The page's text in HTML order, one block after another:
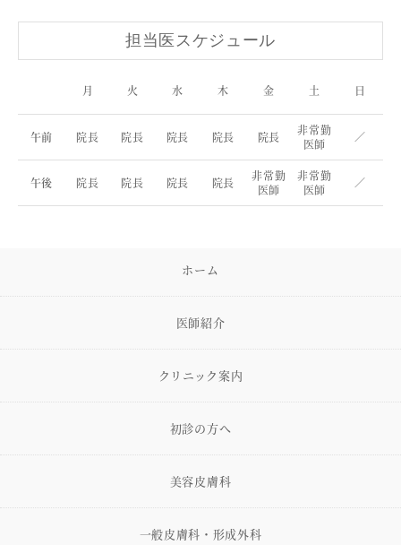
担当医スケジュール
月 火 水 木 金 土 日
午前 院長 院長 院長 院長 院長
非常勤
医師
／
午後 院長 院長 院長 院長
非常勤
医師
非常勤
医師
／
ホーム
医師紹介
クリニック案内
初診の方へ
美容皮膚科
一般皮膚科・形成外科